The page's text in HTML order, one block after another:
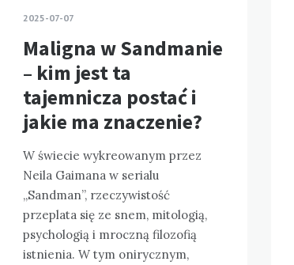
2025-07-07
Maligna w Sandmanie
– kim jest ta
tajemnicza postać i
jakie ma znaczenie?
W świecie wykreowanym przez
Neila Gaimana w serialu
„Sandman”, rzeczywistość
przeplata się ze snem, mitologią,
psychologią i mroczną filozofią
istnienia. W tym onirycznym,